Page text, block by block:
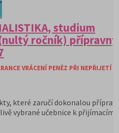
studium
ročník)
VRÁCENÍ PENĚZ PŘI NEPŘIJETÍ
které zaručí dokonalou
vybrané učebnice k přijímacím